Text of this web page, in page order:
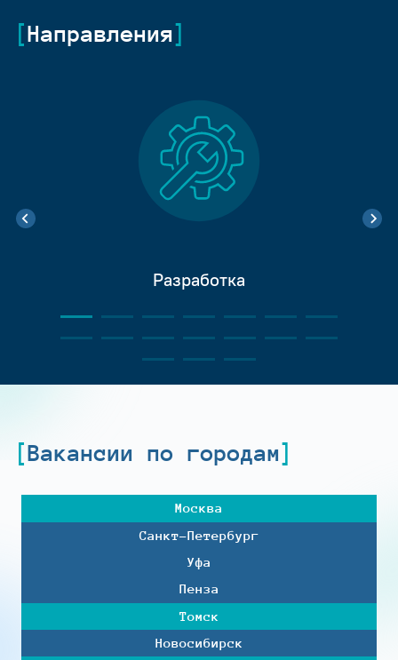
Направления
Разработка
Вакансии по городам
Москва
Санкт-Петербург
Уфа
Пенза
Томск
Новосибирск